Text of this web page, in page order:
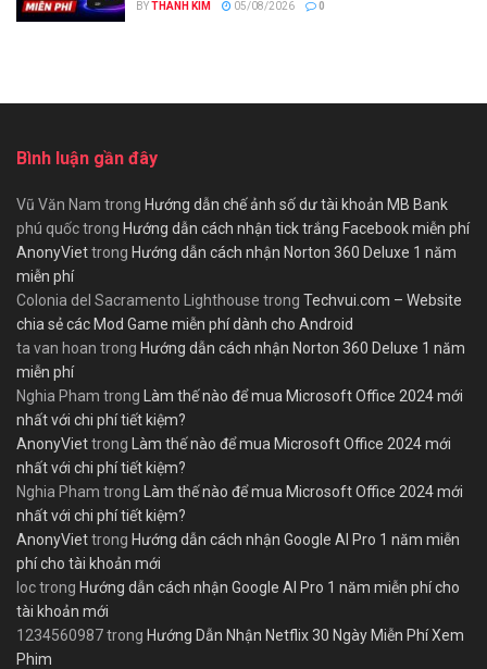
BYTHANH KIM 05/08/2026 0
Bình luận gần đây
Vũ Văn Nam trong Hướng dẫn chế ảnh số dư tài khoản MB Bank
phú quốctrong Hướng dẫn cách nhận tick trắng Facebook miễn phí
AnonyViettrong Hướng dẫn cách nhận Norton 360 Deluxe 1 năm
miễn phí
Colonia del Sacramento Lighthouse trong Techvui.com – Website
chia sẻ các Mod Game miễn phí dành cho Android
ta van hoan trong Hướng dẫn cách nhận Norton 360 Deluxe 1 năm
miễn phí
Nghia Pham trong Làm thế nào để mua Microsoft Office 2024 mới
nhất với chi phí tiết kiệm?
AnonyViettrong Làm thế nào để mua Microsoft Office 2024 mới
nhất với chi phí tiết kiệm?
Nghia Pham trong Làm thế nào để mua Microsoft Office 2024 mới
nhất với chi phí tiết kiệm?
AnonyViettrong Hướng dẫn cách nhận Google AI Pro 1 năm miễn
phí cho tài khoản mới
loctrong Hướng dẫn cách nhận Google AI Pro 1 năm miễn phí cho
tài khoản mới
1234560987trong Hướng Dẫn Nhận Netflix 30 Ngày Miễn Phí Xem
Phim